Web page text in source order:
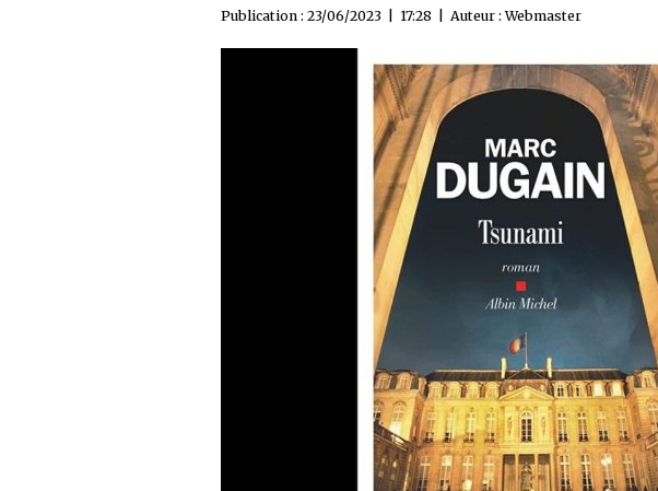
Publication : 23/06/2023 | 17:28 | Auteur :Webmaster